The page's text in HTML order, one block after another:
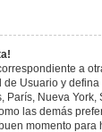
a
Usuario y
Nueva York,
las demás
momento para